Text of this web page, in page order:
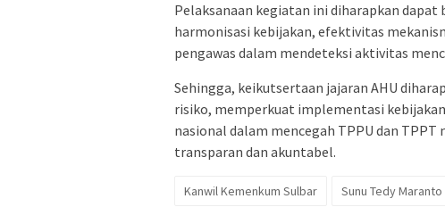
Pelaksanaan kegiatan ini diharapkan
harmonisasi kebijakan, efektivitas
pengawas dalam mendeteksi aktivitas
Sehingga, keikutsertaan jajaran AHU
risiko, memperkuat implementasi
nasional dalam mencegah TPPU dan
transparan dan akuntabel.
Kanwil Kemenkum Sulbar Sunu Tedy Maranto